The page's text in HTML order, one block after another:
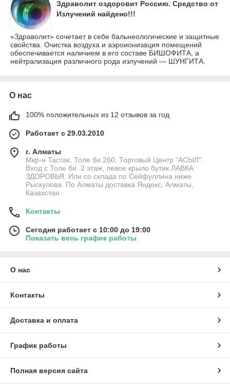
Здраволит оздоровит Россию. Средство от
Излучений найдено!!!
«Здраволит» сочетает в себе бальнеологические и защитные
свойства. Очистка воздуха и аэроионизация помещений
обеспечивается наличием в его составе БИШОФИТА, а
нейтрализация различного рода излучений — ШУНГИТА.
О нас
100% положительных из 12 отзывов за год
Работает с 29.03.2010
г. Алматы
Мкр-н Тастак, Толе би 260, Торговый Центр "АСЫЛ".
Вход с Толе би. 2 этаж, левое крыло бутик ЛАВКА
ЗДОРОВЬЯ. Или со склада по Сейфуллина ниже
Рыскулова. По Алматы доставка Яндекс, Алматы,
Казахстан
Контакты
Сегодня работает с 10:00 до 19:00
Показать весь график работы
О нас
Контакты
Доставка и оплата
График работы
Полная версия сайта